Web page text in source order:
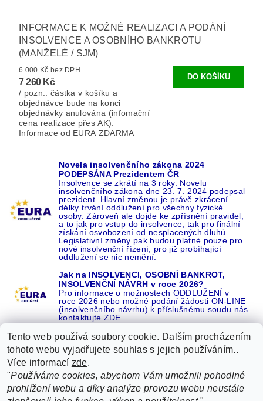
INFORMACE K MOŽNÉ REALIZACI A PODÁNÍ
INSOLVENCE A OSOBNÍHO BANKROTU
(MANŽELÉ / SJM)
6 000 Kč bez DPH
7 260 Kč
/ pozn.: částka v košíku a
objednávce bude na konci
objednávky anulována (infomační
cena realizace přes AK).
Informace od EURA ZDARMA
Novela insolvenčního zákona 2024
PODEPSÁNA Prezidentem ČR
Insolvence se zkrátí na 3 roky. Novelu
insolvenčního zákona dne 23. 7. 2024 podepsal
prezident. Hlavní změnou je právě zkrácení
délky trvání oddlužení pro všechny fyzické
osoby. Zároveň ale dojde ke zpřísnění pravidel,
a to jak pro vstup do insolvence, tak pro finální
získání osvobození od nesplacených dluhů.
Legislativní změny pak budou platné pouze pro
nové insolvenční řízení, pro již probíhající
oddlužení se nic nemění.
Jak na INSOLVENCI, OSOBNÍ BANKROT,
INSOLVENČNÍ NÁVRH v roce 2026?
Pro informace o možnostech ODDLUŽENÍ v
roce 2026 nebo možné podání žádosti ON-LINE
(insolvenčního návrhu) k příslušnému soudu nás
kontaktujte ZDE.
Recenze o NÁS na GOOGLE 16 let REFERENCÍ v celé ČR |
Recenze o NÁS na SEZNAMU |
ŽÁDEJTE život BEZ DLUHŮ nebo EXEKUCÍ ZDE
Tento web používá soubory cookie. Dalším procházením
tohoto webu vyjadřujete souhlas s jejich používáním..
Více informací zde.
"Používáme cookies, abychom Vám umožnili pohodlné
prohlížení webu a díky analýze provozu webu neustále